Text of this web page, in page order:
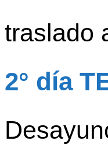
traslado
2° día